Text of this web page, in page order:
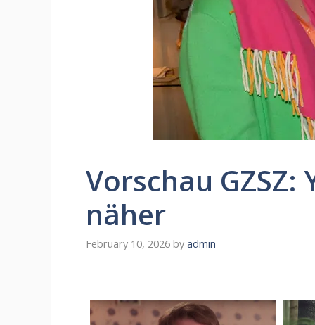
Vorschau
näher
February 10, 2026 by admin